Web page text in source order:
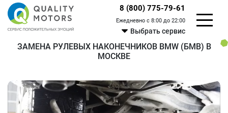
8 (800) 775-79-61
Ежедневно с 8:00 до 22:00
Выбрать сервис
ЗАМЕНА РУЛЕВЫХ НАКОНЕЧНИКОВ BMW (БМВ) В
МОСКВЕ